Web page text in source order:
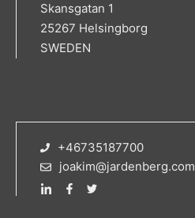
Skansgatan 1
25267 Helsingborg
SWEDEN
+46735187700
joakim@jardenberg.com